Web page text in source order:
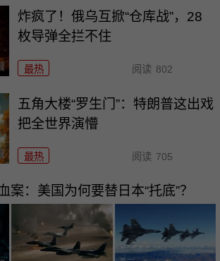
炸疯了！俄乌互掀“仓库战”，28
枚导弹全拦不住
最热 阅读 802
五角大楼“罗生门”：特朗普这出戏
把全世界演懵
最热 阅读 705
案：美国为何要替日本“托底”？